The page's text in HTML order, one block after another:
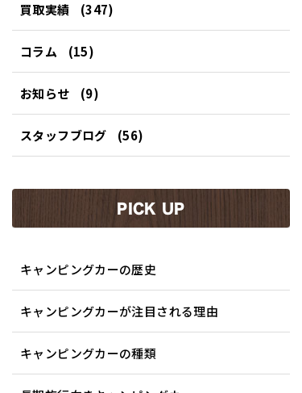
買取実績 (347)
コラム (15)
お知らせ (9)
スタッフブログ (56)
PICK UP
キャンピングカーの歴史
キャンピングカーが注目される理由
キャンピングカーの種類